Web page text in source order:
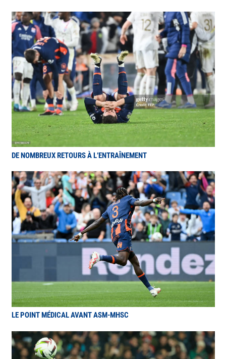
DE NOMBREUX RETOURS À L’ENTRAÎNEMENT
LE POINT MÉDICAL AVANT ASM-MHSC